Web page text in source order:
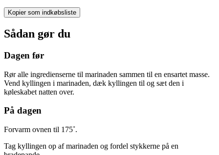
Kopier som indkøbsliste
Sådan gør du
Dagen før
Rør alle ingredienserne til marinaden sammen til en ensartet masse.
Vend kyllingen i marinaden, dæk kyllingen til og sæt den i
køleskabet natten over.
På dagen
Forvarm ovnen til 175˚.
Tag kyllingen op af marinaden og fordel stykkerne på en